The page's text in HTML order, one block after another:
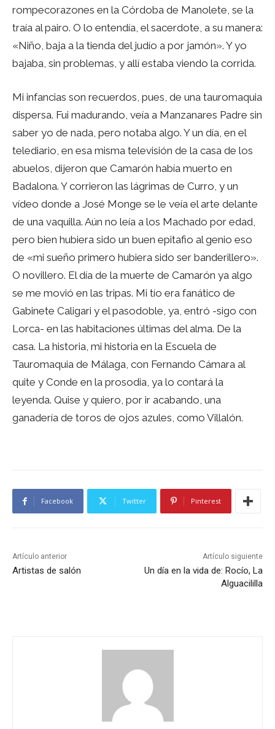
rompecorazones en la Córdoba de Manolete, se la
traía al pairo. O lo entendía, el sacerdote, a su manera:
«Niño, baja a la tienda del judío a por jamón». Y yo
bajaba, sin problemas, y allí estaba viendo la corrida.
Mi infancias son recuerdos, pues, de una tauromaquia
dispersa. Fui madurando, veía a Manzanares Padre sin
saber yo de nada, pero notaba algo. Y un día, en el
telediario, en esa misma televisión de la casa de los
abuelos, dijeron que Camarón había muerto en
Badalona. Y corrieron las lágrimas de Curro, y un
vídeo donde a José Monge se le veía el arte delante
de una vaquilla. Aún no leía a los Machado por edad,
pero bien hubiera sido un buen epitafio al genio eso
de «mi sueño primero hubiera sido ser banderillero».
O novillero. El día de la muerte de Camarón ya algo
se me movió en las tripas. Mi tío era fanático de
Gabinete Caligari y el pasodoble, ya, entró -sigo con
Lorca- en las habitaciones últimas del alma. De la
casa. La historia, mi historia en la Escuela de
Tauromaquia de Málaga, con Fernando Cámara al
quite y Conde en la prosodia, ya lo contará la
leyenda. Quise y quiero, por ir acabando, una
ganadería de toros de ojos azules, como Villalón.
Facebook Twitter Pinterest
Artículo anterior
Artistas de salón
Artículo siguiente
Un día en la vida de: Rocío, La
Alguacililla